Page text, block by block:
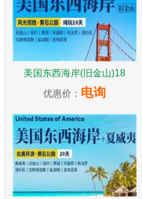
美国东西海岸(旧金山)18
优惠价： 电询